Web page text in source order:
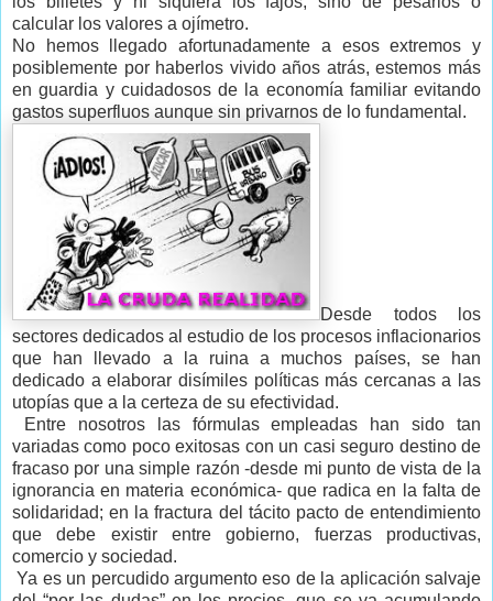
calcular los valores a ojímetro.
No hemos llegado afortunadamente a esos extremos y
posiblemente por haberlos vivido años atrás, estemos más
en guardia y cuidadosos de la economía familiar evitando
gastos superfluos aunque sin privarnos de lo fundamental.
Desde todos los
sectores dedicados al estudio de los procesos inflacionarios
que han llevado a la ruina a muchos países, se han
dedicado a elaborar disímiles políticas más cercanas a las
utopías que a la certeza de su efectividad.
Entre nosotros las fórmulas empleadas han sido tan
variadas como poco exitosas con un casi seguro destino de
fracaso por una simple razón -desde mi punto de vista de la
ignorancia en materia económica- que radica en la falta de
solidaridad; en la fractura del tácito pacto de entendimiento
que debe existir entre gobierno, fuerzas productivas,
comercio y sociedad.
Ya es un percudido argumento eso de la aplicación salvaje